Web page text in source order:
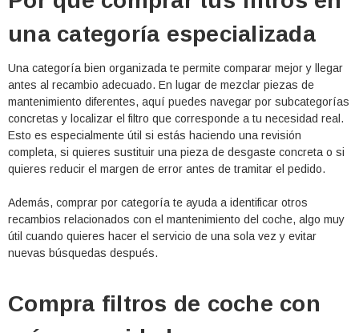
una categoría especializada
Una categoría bien organizada te permite comparar mejor y llegar
antes al recambio adecuado. En lugar de mezclar piezas de
mantenimiento diferentes, aquí puedes navegar por subcategorías
concretas y localizar el filtro que corresponde a tu necesidad real.
Esto es especialmente útil si estás haciendo una revisión
completa, si quieres sustituir una pieza de desgaste concreta o si
quieres reducir el margen de error antes de tramitar el pedido.
Además, comprar por categoría te ayuda a identificar otros
recambios relacionados con el mantenimiento del coche, algo muy
útil cuando quieres hacer el servicio de una sola vez y evitar
nuevas búsquedas después.
Compra filtros de coche con